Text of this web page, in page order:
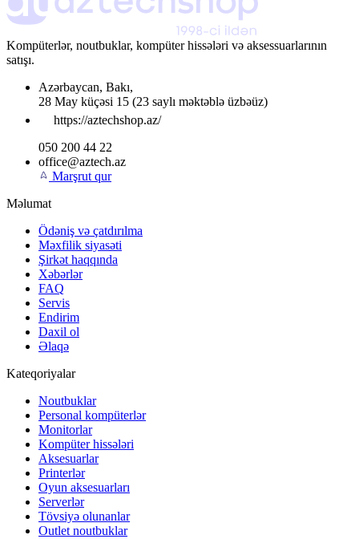
Kompüterlər, noutbuklar, kompüter hissələri və aksessuarlarının
satışı.
Azərbaycan, Bakı,
28 May küçəsi 15 (23 saylı məktəblə üzbəüz)
https://aztechshop.az/
050 200 44 22
office@aztech.az
Marşrut qur
Məlumat
Ödəniş və çatdırılma
Məxfilik siyasəti
Şirkət haqqında
Xəbərlər
FAQ
Servis
Endirim
Daxil ol
Əlaqə
Kateqoriyalar
Noutbuklar
Personal kompüterlər
Monitorlar
Kompüter hissələri
Aksesuarlar
Printerlər
Oyun aksesuarları
Serverlər
Tövsiyə olunanlar
Outlet noutbuklar